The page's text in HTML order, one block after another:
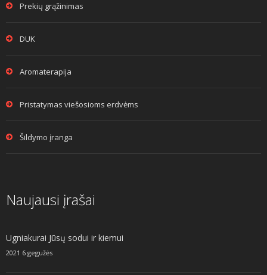
Prekių grąžinimas
DUK
Aromaterapija
Pristatymas viešosioms erdvėms
Šildymo įranga
Naujausi įrašai
Ugniakurai Jūsų sodui ir kiemui
2021 6 gegužės